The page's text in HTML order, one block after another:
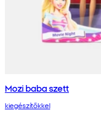
Mozi baba szett
kiegészítőkkel